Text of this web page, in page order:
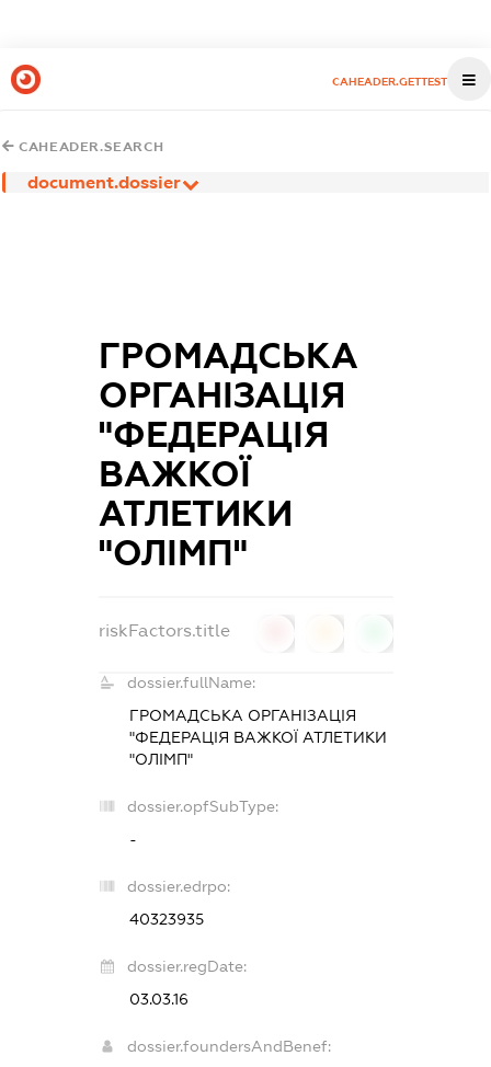
CAHEADER.GETTEST
CAHEADER.SEARCH
document.dossier
ГРОМАДСЬКА
ОРГАНІЗАЦІЯ
"ФЕДЕРАЦІЯ
ВАЖКОЇ
АТЛЕТИКИ
"ОЛІМП"
riskFactors.title
dossier.fullName:
ГРОМАДСЬКА ОРГАНІЗАЦІЯ
"ФЕДЕРАЦІЯ ВАЖКОЇ АТЛЕТИКИ
"ОЛІМП"
dossier.opfSubType:
-
dossier.edrpo:
40323935
dossier.regDate:
03.03.16
dossier.foundersAndBenef: